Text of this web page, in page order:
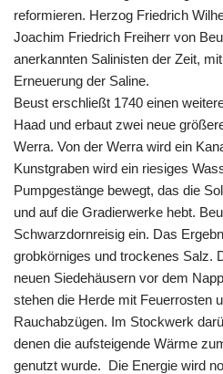
reformieren. Herzog Friedrich
Joachim Friedrich Freiherr von
anerkannten Salinisten der Zeit,
Erneuerung der Saline.
Beust erschließt 1740 einen
Haad und erbaut zwei neue
Werra. Von der Werra wird ein
Kunstgraben wird ein riesiges
Pumpgestänge bewegt, das die
und auf die Gradierwerke hebt.
Schwarzdornreisig ein. Das
grobkörniges und trockenes Salz.
neuen Siedehäusern vor dem
stehen die Herde mit Feuerrosten
Rauchabzügen. Im Stockwerk
denen die aufsteigende Wärme
genutzt wurde. Die Energie wird